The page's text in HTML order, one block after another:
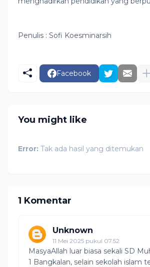
Penulis : Sofi Koesminarsih
Facebook
You might like
Error: Tak ada hasil yang ditemukan
1 Komentar
Unknown
11 Mei 2025 pukul 07.52
MasyaAllah luar biasa sekali SD
1 Bangkalan, selain sekolah islam